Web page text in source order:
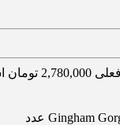
تومان است.